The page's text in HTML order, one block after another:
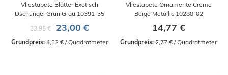
Vliestapete Blätter Exotisch
Dschungel Grün Grau 10391-35
33,95 €
23,00 €
Grundpreis: 4,32 € / Quadratmeter
Vliestapete Ornamente Creme
Beige Metallic 10288-02
14,77 €
Grundpreis: 2,77 € / Quadratmeter